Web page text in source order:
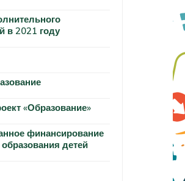
в 2021 году
«Образование»
финансирование
детей